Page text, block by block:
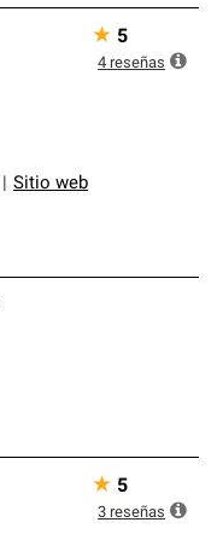
Sitio web
★ 5
4 reseñas
★ 5
3 reseñas